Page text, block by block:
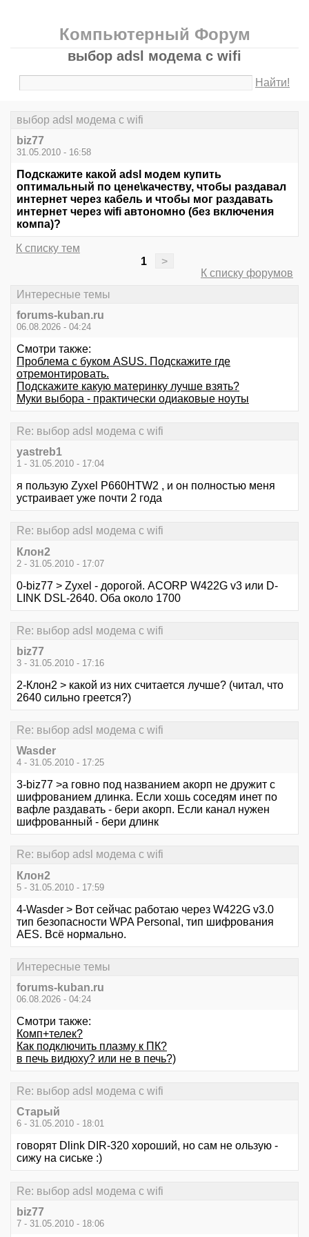
Компьютерный Форум
выбор adsl модема с wifi
Найти!
выбор adsl модема с wifi
biz77
31.05.2010 - 16:58
Подскажите какой adsl модем купить
оптимальный по цене\качеству, чтобы раздавал
интернет через кабель и чтобы мог раздавать
интернет через wifi автономно (без включения
компа)?
К списку тем
1
>
К списку форумов
Интересные темы
forums-kuban.ru
06.08.2026 - 04:24
Смотри также:
Проблема с буком ASUS. Подскажите где
отремонтировать.
Подскажите какую материнку лучше взять?
Муки выбора - практически одиаковые ноуты
Re: выбор adsl модема с wifi
yastreb1
1 - 31.05.2010 - 17:04
я пользую Zyxel P660HTW2 , и он полностью меня
устраивает уже почти 2 года
Re: выбор adsl модема с wifi
Клон2
2 - 31.05.2010 - 17:07
0-biz77 > Zyxel - дорогой. ACORP W422G v3 или D-
LINK DSL-2640. Оба около 1700
Re: выбор adsl модема с wifi
biz77
3 - 31.05.2010 - 17:16
2-Клон2 > какой из них считается лучше? (читал, что
2640 сильно греется?)
Re: выбор adsl модема с wifi
Wasder
4 - 31.05.2010 - 17:25
3-biz77 >а говно под названием акорп не дружит с
шифрованием длинка. Если хошь соседям инет по
вафле раздавать - бери акорп. Если канал нужен
шифрованный - бери длинк
Re: выбор adsl модема с wifi
Клон2
5 - 31.05.2010 - 17:59
4-Wasder > Вот сейчас работаю через W422G v3.0
тип безопасности WPA Personal, тип шифрования
AES. Всё нормально.
Интересные темы
forums-kuban.ru
06.08.2026 - 04:24
Смотри также:
Комп+телек?
Как подключить плазму к ПК?
в печь видюху? или не в печь?)
Re: выбор adsl модема с wifi
Старый
6 - 31.05.2010 - 18:01
говорят Dlink DIR-320 хороший, но сам не ользую -
сижу на сиське :)
Re: выбор adsl модема с wifi
biz77
7 - 31.05.2010 - 18:06